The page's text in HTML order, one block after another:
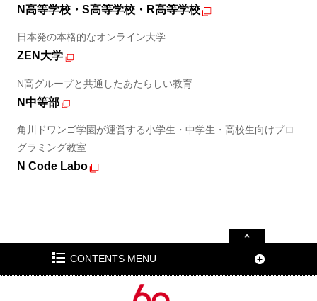
N高等学校・S高等学校・R高等学校
日本発の本格的なオンライン大学
ZEN大学
N高グループと共通したあたらしい教育
N中等部
角川ドワンゴ学園が運営する小学生・中学生・高校生向けプロ
グラミング教室
N Code Labo
CONTENTS MENU